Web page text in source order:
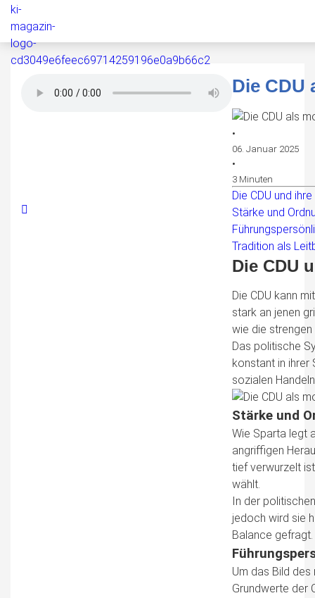
Die CDU
•
06. Januar 2025
•
3 Minuten
Die CDU und
Stärke und
Tradition als
Die CDU
Die CDU kann
stark an jenen
wie die
Das politische
konstant in ihrer
sozialen
Stärke und
Wie Sparta legt
angriffigen
tief verwurzelt
wählt.
In der
jedoch wird sie
Balance gefragt.
Um das Bild
Grundwerte der